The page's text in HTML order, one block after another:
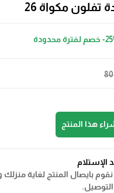
تفلون مكواة 26
- خصم لفترة محدودة
80
هذا المنتج
الإستلام
بايصال المنتج لغاية